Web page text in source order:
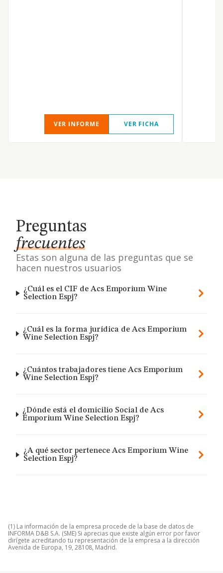
VER INFORME VER FICHA
Preguntas
frecuentes
Estas son alguna de las preguntas que se
hacen nuestros usuarios
¿Cuál es el CIF de Acs Emporium Wine
Selection Espj?
¿Cuál es la forma jurídica de Acs Emporium
Wine Selection Espj?
¿Cuántos trabajadores tiene Acs Emporium
Wine Selection Espj?
¿Dónde está el domicilio Social de Acs
Emporium Wine Selection Espj?
¿A qué sector pertenece Acs Emporium Wine
Selection Espj?
(1) La información de la empresa procede de la base de datos de
INFORMA D&B S.A. (SME) Si aprecias que existe algún error por favor
dirígete acreditando tu representación de la empresa a la dirección
Avenida de Europa, 19, 28108, Madrid.